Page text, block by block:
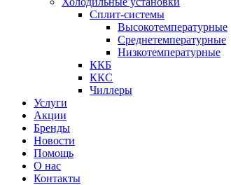
Сплит-системы
Высокотемпературные
Среднетемпературные
Низкотемпературные
ККБ
ККС
Чиллеры
Услуги
Акции
Бренды
Новости
Помощь
О нас
Контакты